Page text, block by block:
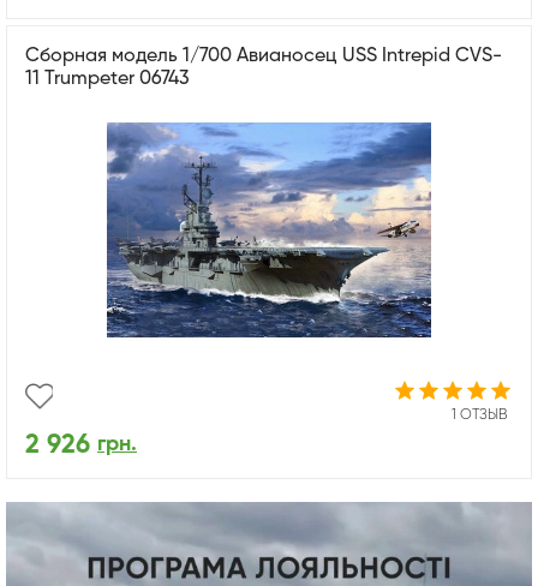
Сборная модель 1/700 Авианосец USS Intrepid CVS-
11 Trumpeter 06743
1 ОТЗЫВ
2 926 грн.